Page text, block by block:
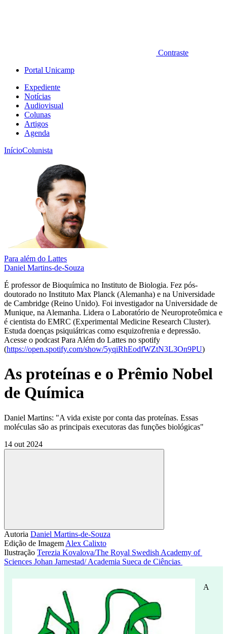
Contraste
Portal Unicamp
Expediente
Notícias
Audiovisual
Colunas
Artigos
Agenda
InícioColunista
Para além do Lattes
Daniel Martins-de-Souza
É professor de Bioquímica no Instituto de Biologia. Fez pós-
doutorado no Instituto Max Planck (Alemanha) e na Universidade
de Cambridge (Reino Unido). Foi investigador na Universidade de
Munique, na Alemanha. Lidera o Laboratório de Neuroproteômica e
é cientista do EMRC (Experimental Medicine Research Cluster).
Estuda doenças psiquiátricas como esquizofrenia e depressão.
Acesse o podcast Para Além do Lattes no spotify
(https://open.spotify.com/show/5yqiRhEodfWZtN3L3On9PU)
As proteínas e o Prêmio Nobel
de Química
Daniel Martins: "A vida existe por conta das proteínas. Essas
moléculas são as principais executoras das funções biológicas"
14 out 2024
Compartilhar
Autoria Daniel Martins-de-Souza
Edição de Imagem Alex Calixto
Ilustração Terezia Kovalova/The Royal Swedish Academy of
Sciences Johan Jarnestad/ Academia Sueca de Ciências
A